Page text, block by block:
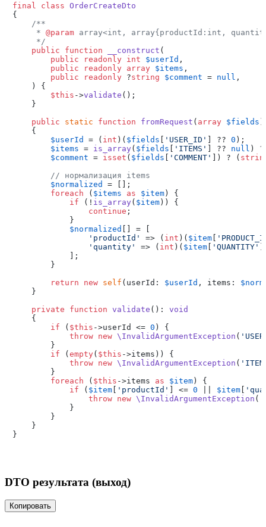
final class OrderCreateDto
{
/**
     *
@param array<int, array{productId:int,
     */
public
function __construct (
public
readonly int $userId ,
public
readonly array $items ,
public
readonly ?string $comment = null ,
) {
$this ->validate ();
    }
public
static function fromRequest ( array $fields
{
$userId
= ( int )( $fields 'USER_ID' ] ?? 0 );
$items = is_array( $fields 'ITEMS' ] ?? null )
$comment = isset ( $fields 'COMMENT' ]) ? (
// нормализация items
$normalized
= [];
foreach ( $items as $item ) {
if (! is_array( $item )) {
continue ;
            }
$normalized
[] = [
'productId'
=> ( int )( $item
'quantity'
=> ( int )( $item 'QUANTITY'
            ];
        }
return
new self (userId: $userId , items:
    }
private
function validate ( ): void
{
if ( $this ->userId <= 0 ) {
throw new \InvalidArgumentException (
        }
if ( empty( $this ->items)) {
throw new \InvalidArgumentException (
        }
foreach ( $this ->items as $item ) {
if ( $item 'productId' ] <= 0 $item
throw new \InvalidArgumentException (
            }
        }
    }
DTO результата (выход)
Копировать